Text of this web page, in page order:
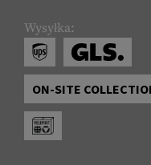
Wysyłka:
ON-SITE